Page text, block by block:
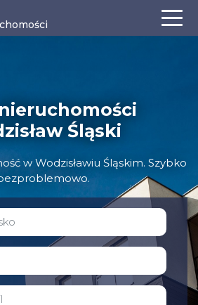
Śląski
w Wodzisławiu Śląskim. Szybko